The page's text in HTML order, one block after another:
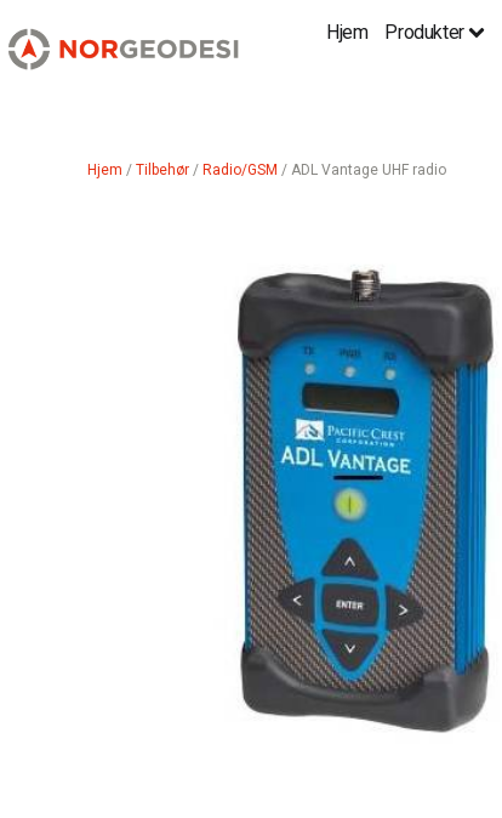
Hjem Produkter
Hjem / Tilbehør / Radio/GSM / ADL Vantage UHF radio